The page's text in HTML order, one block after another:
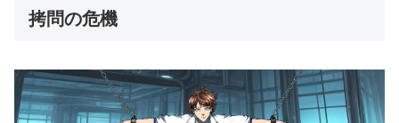
拷問の危機